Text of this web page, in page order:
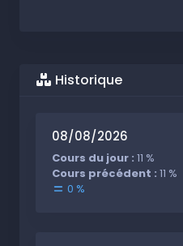
Historique
08/08/2026
Cours du jour : 11 %
Cours précédent : 11 %
0 %